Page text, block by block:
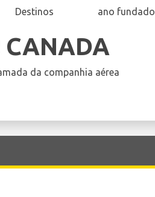
Destinos ano fundado
CANADA
da companhia aérea